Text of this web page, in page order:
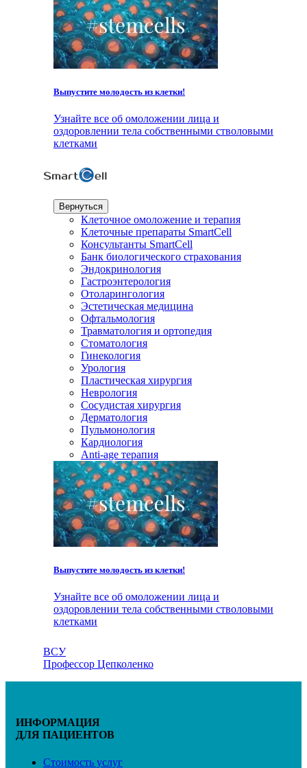
Выпустите молодость из клетки!
Узнайте все об омоложении лица и
оздоровлении тела собственными стволовыми
клетками
Вернуться
Клеточное омоложение и терапия
Клеточные препараты SmartCell
Консультанты SmartCell
Банк биологического страхования
Эндокринология
Гастроэнтерология
Отоларингология
Эстетическая медицина
Офтальмология
Травматология и ортопедия
Стоматология
Гинекология
Урология
Пластическая хирургия
Неврология
Сосудистая хирургия
Дерматология
Пульмонология
Кардиология
Anti-age терапия
Выпустите молодость из клетки!
Узнайте все об омоложении лица и
оздоровлении тела собственными стволовыми
клетками
ВСУ
Профессор Цепколенко
ИНФОРМАЦИЯ
ДЛЯ ПАЦИЕНТОВ
Стоимость услуг